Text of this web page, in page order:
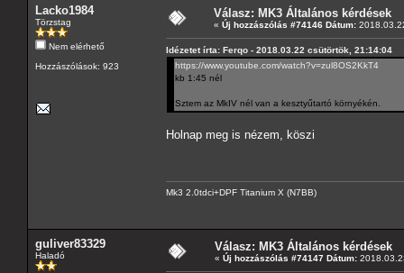
Lacko1984
Törzstag
Nem elérhető
Hozzászólások: 923
Válasz: MK3 Általános kérdések
« Új hozzászólás #74146 Dátum:
Idézetet írta: Ferqo - 2018.03.22 csütörtök, 21:14:04
https://www.youtube.com/watch?v=zul8OS2KkT4
kb 1:45 nél
Sztem az MkIV nél van a kesztyűtartó környékén.
Holnap meg is nézem, köszi
Mk3 2.0tdci+DPF Titanium X (N7BB)
guliver83329
Haladó
Válasz: MK3 Általános kérdések
« Új hozzászólás #74147 Dátum: